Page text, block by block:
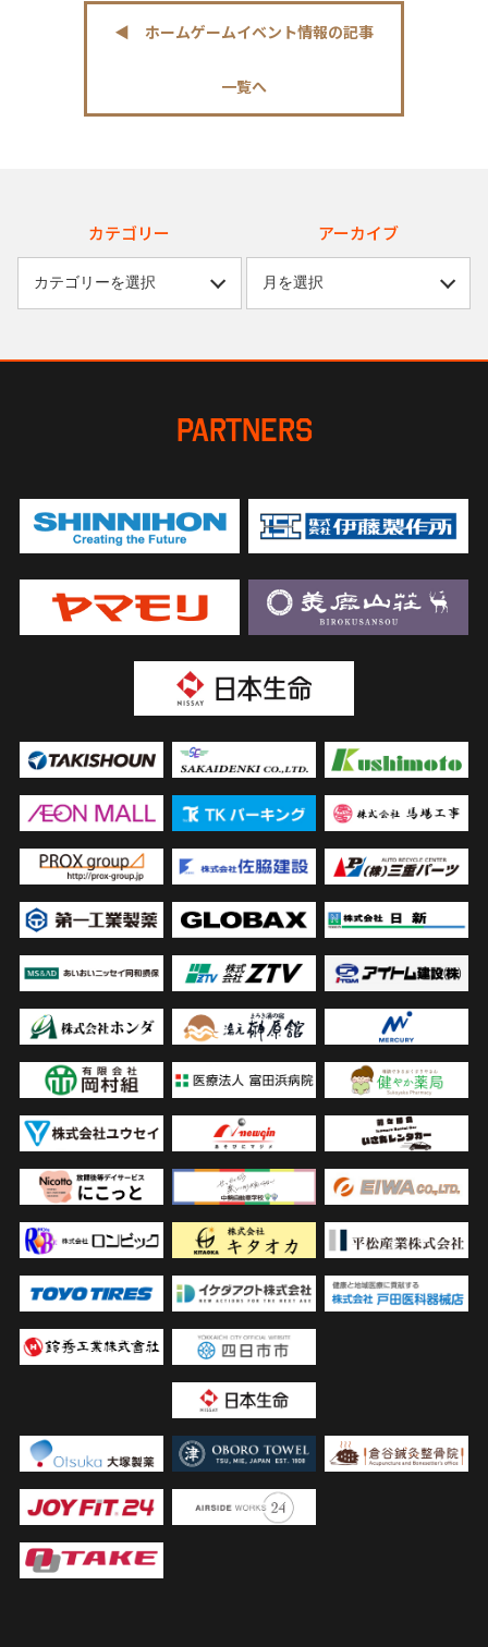
◀︎ ホームゲームイベント情報の記事
一覧へ
カテゴリー アーカイブ
PARTNERS